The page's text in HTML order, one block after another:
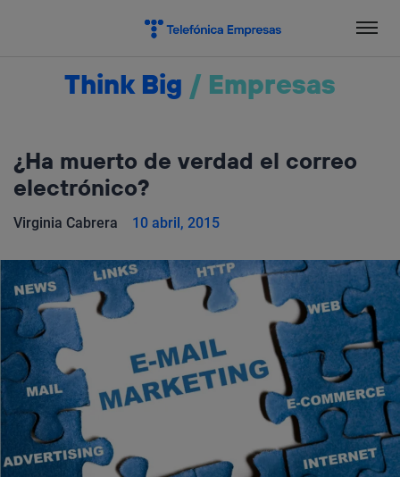
Think Big / Empresas
¿Ha muerto de verdad el correo
electrónico?
Virginia Cabrera 10 abril, 2015